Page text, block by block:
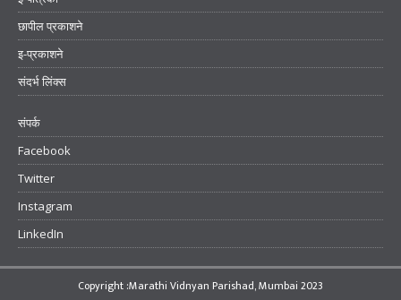
छापील प्रकाशने
इ-प्रकाशने
संदर्भ लिंक्स
संपर्क
Facebook
Twitter
Instagram
LinkedIn
Copyright :Marathi Vidnyan Parishad, Mumbai 2023